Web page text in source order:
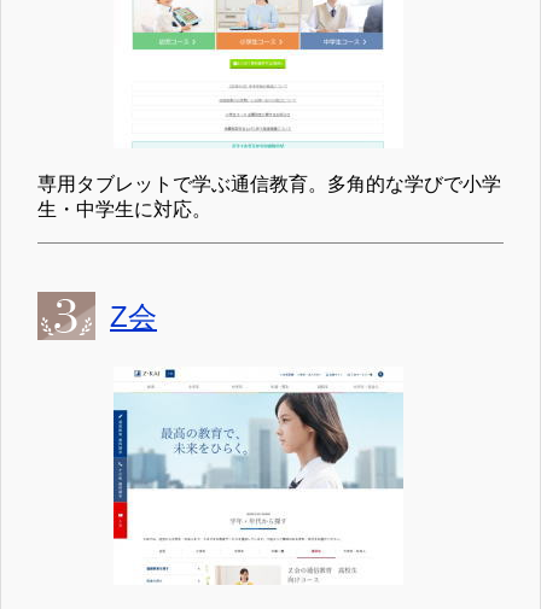
専用タブレットで学ぶ通信教育。多角的な学びで小学
生・中学生に対応。
Z会